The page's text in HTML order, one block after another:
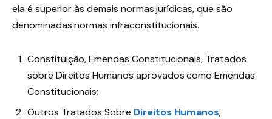
ela é superior às demais normas jurídicas, que são
denominadas normas infraconstitucionais.
Constituição, Emendas Constitucionais, Tratados
sobre Direitos Humanos aprovados como Emendas
Constitucionais;
Outros Tratados Sobre Direitos Humanos;